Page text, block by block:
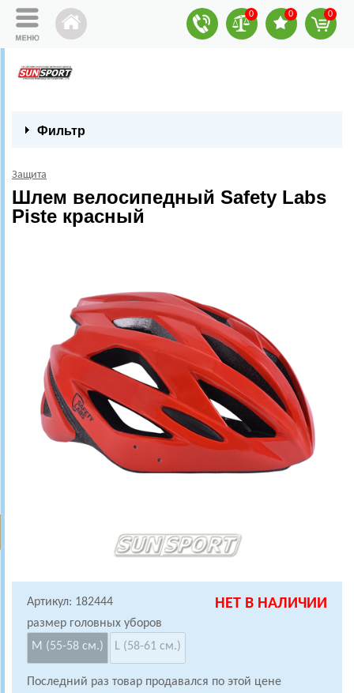
0 0 0
Фильтр
Защита
Шлем велосипедный Safety Labs
Piste красный
Артикул: 182444 НЕТ В НАЛИЧИИ
размер головных уборов
M (55-58 см.)
L (58-61 см.)
Последний раз товар продавался по этой цене